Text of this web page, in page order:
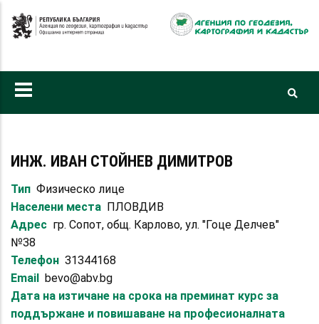
към
ИНЖ. ИВАН СТОЙНЕВ ДИМИТРОВ
Тип Физическо лице
Населени места ПЛОВДИВ
Адрес гр. Сопот, общ. Карлово, ул. "Гоце Делчев"
№38
Телефон 31344168
Email
bevo@abv.bg
Дата на изтичане на срока на преминат курс за
поддържане и повишаване на професионалната